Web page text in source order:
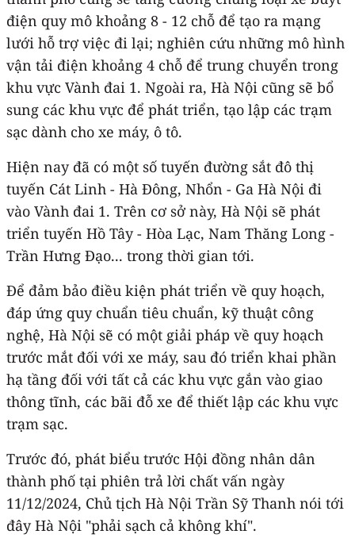
điện quy mô khoảng 8 - 12 chỗ để tạo ra mạng
lưới hỗ trợ việc đi lại; nghiên cứu những mô hình
vận tải điện khoảng 4 chỗ để trung chuyển trong
khu vực Vành đai 1. Ngoài ra, Hà Nội cũng sẽ bổ
sung các khu vực để phát triển, tạo lập các trạm
sạc dành cho xe máy, ô tô.
Hiện nay đã có một số tuyến đường sắt đô thị
tuyến Cát Linh - Hà Đông, Nhổn - Ga Hà Nội đi
vào Vành đai 1. Trên cơ sở này, Hà Nội sẽ phát
triển tuyến Hồ Tây - Hòa Lạc, Nam Thăng Long -
Trần Hưng Đạo... trong thời gian tới.
Để đảm bảo điều kiện phát triển về quy hoạch,
đáp ứng quy chuẩn tiêu chuẩn, kỹ thuật công
nghệ, Hà Nội sẽ có một giải pháp về quy hoạch
trước mắt đối với xe máy, sau đó triển khai phần
hạ tầng đối với tất cả các khu vực gắn vào giao
thông tĩnh, các bãi đỗ xe để thiết lập các khu vực
trạm sạc.
Trước đó, phát biểu trước Hội đồng nhân dân
thành phố tại phiên trả lời chất vấn ngày
11/12/2024, Chủ tịch Hà Nội Trần Sỹ Thanh nói tới
đây Hà Nội "phải sạch cả không khí".